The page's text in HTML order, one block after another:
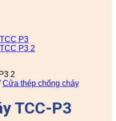
Cửa thép chống cháy
TCC-P3